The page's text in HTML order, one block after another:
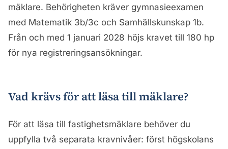
mäklare. Behörigheten kräver gymnasieexamen
med Matematik 3b/3c och Samhällskunskap 1b.
Från och med 1 januari 2028 höjs kravet till 180 hp
för nya registreringsansökningar.
Vad krävs för att läsa till mäklare?
För att läsa till fastighetsmäklare behöver du
uppfylla två separata kravnivåer: först högskolans